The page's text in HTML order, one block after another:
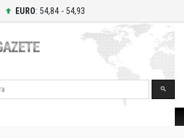
EURO: 54,84 - 54,93